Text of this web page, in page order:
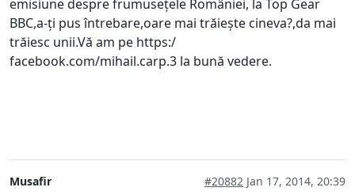
emisiune despre frumusețele României, la Top Gear
BBC,a-ți pus întrebare,oare mai trăiește cineva?,da mai
trăiesc unii.Vă am pe https:/
facebook.com/mihail.carp.3 la bună vedere.
Musafir #20882 Jan 17, 2014, 20:39